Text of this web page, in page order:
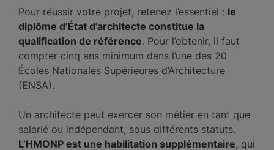
Pour réussir votre projet, retenez l’essentiel : le
diplôme d’État d’architecte constitue la
qualification de référence. Pour l’obtenir, il faut
compter cinq ans minimum dans l’une des 20
Écoles Nationales Supérieures d’Architecture
(ENSA).
Un architecte peut exercer son métier en tant que
salarié ou indépendant, sous différents statuts.
L’HMONP est une habilitation supplémentaire, qui